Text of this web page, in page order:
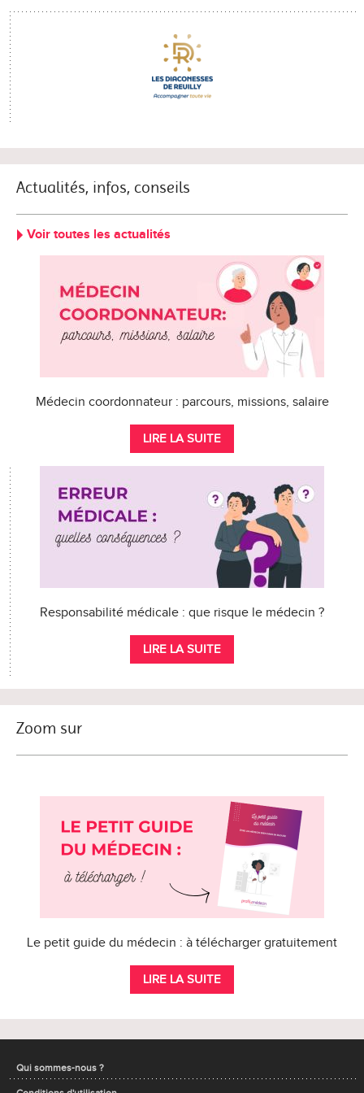
Actualités, infos, conseils
Voir toutes les actualités
Médecin coordonnateur : parcours, missions, salaire
LIRE LA SUITE
Responsabilité médicale : que risque le médecin ?
LIRE LA SUITE
Zoom sur
Le petit guide du médecin : à télécharger gratuitement
LIRE LA SUITE
Qui sommes-nous ?